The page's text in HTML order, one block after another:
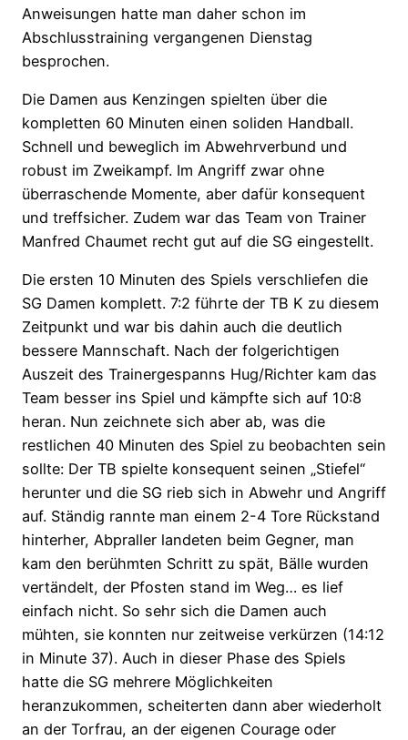
Anweisungen hatte man daher schon im
Abschlusstraining vergangenen Dienstag
besprochen.
Die Damen aus Kenzingen spielten über die
kompletten 60 Minuten einen soliden Handball.
Schnell und beweglich im Abwehrverbund und
robust im Zweikampf. Im Angriff zwar ohne
überraschende Momente, aber dafür konsequent
und treffsicher. Zudem war das Team von Trainer
Manfred Chaumet recht gut auf die SG eingestellt.
Die ersten 10 Minuten des Spiels verschliefen die
SG Damen komplett. 7:2 führte der TB K zu diesem
Zeitpunkt und war bis dahin auch die deutlich
bessere Mannschaft. Nach der folgerichtigen
Auszeit des Trainergespanns Hug/Richter kam das
Team besser ins Spiel und kämpfte sich auf 10:8
heran. Nun zeichnete sich aber ab, was die
restlichen 40 Minuten des Spiel zu beobachten sein
sollte: Der TB spielte konsequent seinen „Stiefel“
herunter und die SG rieb sich in Abwehr und Angriff
auf. Ständig rannte man einem 2-4 Tore Rückstand
hinterher, Abpraller landeten beim Gegner, man
kam den berühmten Schritt zu spät, Bälle wurden
vertändelt, der Pfosten stand im Weg… es lief
einfach nicht. So sehr sich die Damen auch
mühten, sie konnten nur zeitweise verkürzen (14:12
in Minute 37). Auch in dieser Phase des Spiels
hatte die SG mehrere Möglichkeiten
heranzukommen, scheiterten dann aber wiederholt
an der Torfrau, an der eigenen Courage oder